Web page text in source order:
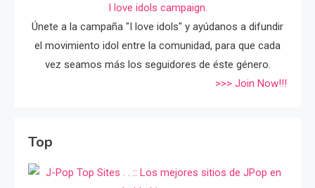
I love idols campaign.
Únete a la campaña "I love idols" y ayúdanos a difundir
el movimiento idol entre la comunidad, para que cada
vez seamos más los seguidores de éste género.
>>> Join Now!!!
Top